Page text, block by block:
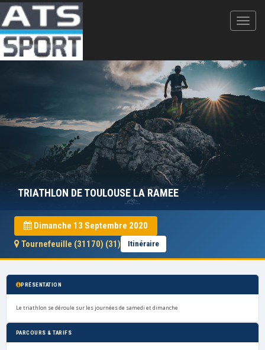
TRIATHLON DE TOULOUSE LA RAMEE
Dimanche 13 Septembre 2020
Tournefeuille (31170) (31)
Itinéraire
PRÉSENTATION
Le triathlon se déroule sur les journées de samedi et dimanche
PARCOURS & TARIFS